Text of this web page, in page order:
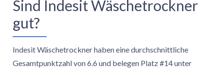
3.1. Was ist der häufigste Typ von Indesit-
Wäschetrocknern?
Wäschetrocknern?
3.3. Wie energieeffizient sind Indesit-
Sind Indesit Wäschetrockner
gut?
Indesit Wäschetrockner haben eine durchschnittliche
Gesamtpunktzahl von 6.6 und belegen Platz #14 unter